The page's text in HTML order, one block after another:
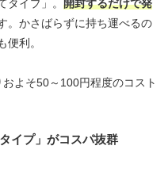
タイプ」。 開封するだけで発
。かさばらずに持ち運べるの
便利。
よそ50～100円程度のコスト
イプ」がコスパ抜群